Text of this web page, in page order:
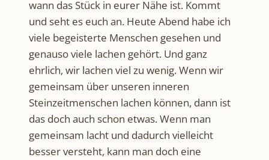
wann das Stück in eurer Nähe ist. Kommt
und seht es euch an. Heute Abend habe ich
viele begeisterte Menschen gesehen und
genauso viele lachen gehört. Und ganz
ehrlich, wir lachen viel zu wenig. Wenn wir
gemeinsam über unseren inneren
Steinzeitmenschen lachen können, dann ist
das doch auch schon etwas. Wenn man
gemeinsam lacht und dadurch vielleicht
besser versteht, kann man doch eine